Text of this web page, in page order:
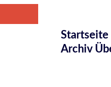
Startseite
Archiv